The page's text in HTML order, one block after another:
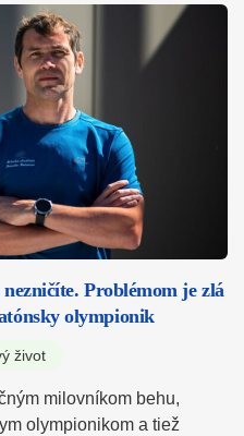
Problémom je zlá
olympionik
život
milovníkom behu,
olympionikom a tiež